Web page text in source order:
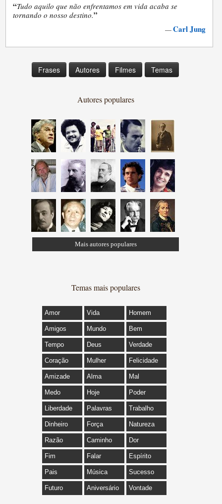
“Tudo aquilo que não enfrentamos em vida acaba se
tornando o nosso destino.”
—Carl Jung
Frases Autores Filmes Temas
Autores populares
Mais autores populares
Temas mais populares
Amor Vida Homem
Amigos Mundo Bem
Tempo Deus Verdade
Coração Mulher Felicidade
Amizade Alma Mal
Medo Hoje Poder
Liberdade Palavras Trabalho
Dinheiro Força Natureza
Razão Caminho Dor
Fim Falar Espírito
Pais Música Sucesso
Futuro Aniversário Vontade